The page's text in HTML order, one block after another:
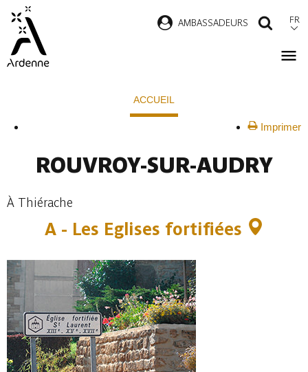
contenu
principal
AMBASSADEURS FR
ACCUEIL
Imprimer
ROUVROY-SUR-AUDRY
À Thiérache
A - Les Eglises fortifiées